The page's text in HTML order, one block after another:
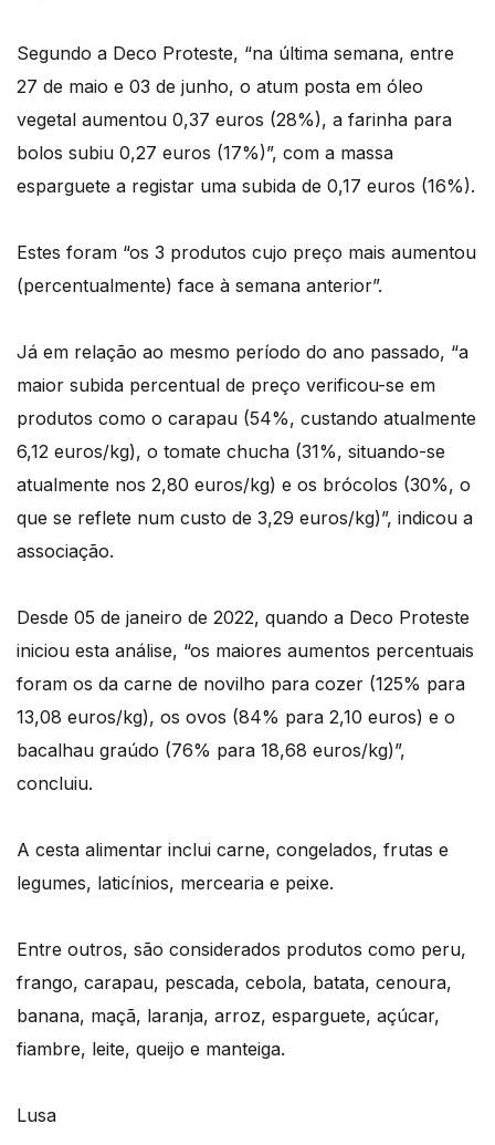
Segundo a Deco Proteste, “na última semana, entre
27 de maio e 03 de junho, o atum posta em óleo
vegetal aumentou 0,37 euros (28%), a farinha para
bolos subiu 0,27 euros (17%)”, com a massa
esparguete a registar uma subida de 0,17 euros (16%).
Estes foram “os 3 produtos cujo preço mais aumentou
(percentualmente) face à semana anterior”.
Já em relação ao mesmo período do ano passado, “a
maior subida percentual de preço verificou-se em
produtos como o carapau (54%, custando atualmente
6,12 euros/kg), o tomate chucha (31%, situando-se
atualmente nos 2,80 euros/kg) e os brócolos (30%, o
que se reflete num custo de 3,29 euros/kg)”, indicou a
associação.
Desde 05 de janeiro de 2022, quando a Deco Proteste
iniciou esta análise, “os maiores aumentos percentuais
foram os da carne de novilho para cozer (125% para
13,08 euros/kg), os ovos (84% para 2,10 euros) e o
bacalhau graúdo (76% para 18,68 euros/kg)”,
concluiu.
A cesta alimentar inclui carne, congelados, frutas e
legumes, laticínios, mercearia e peixe.
Entre outros, são considerados produtos como peru,
frango, carapau, pescada, cebola, batata, cenoura,
banana, maçã, laranja, arroz, esparguete, açúcar,
fiambre, leite, queijo e manteiga.
Lusa